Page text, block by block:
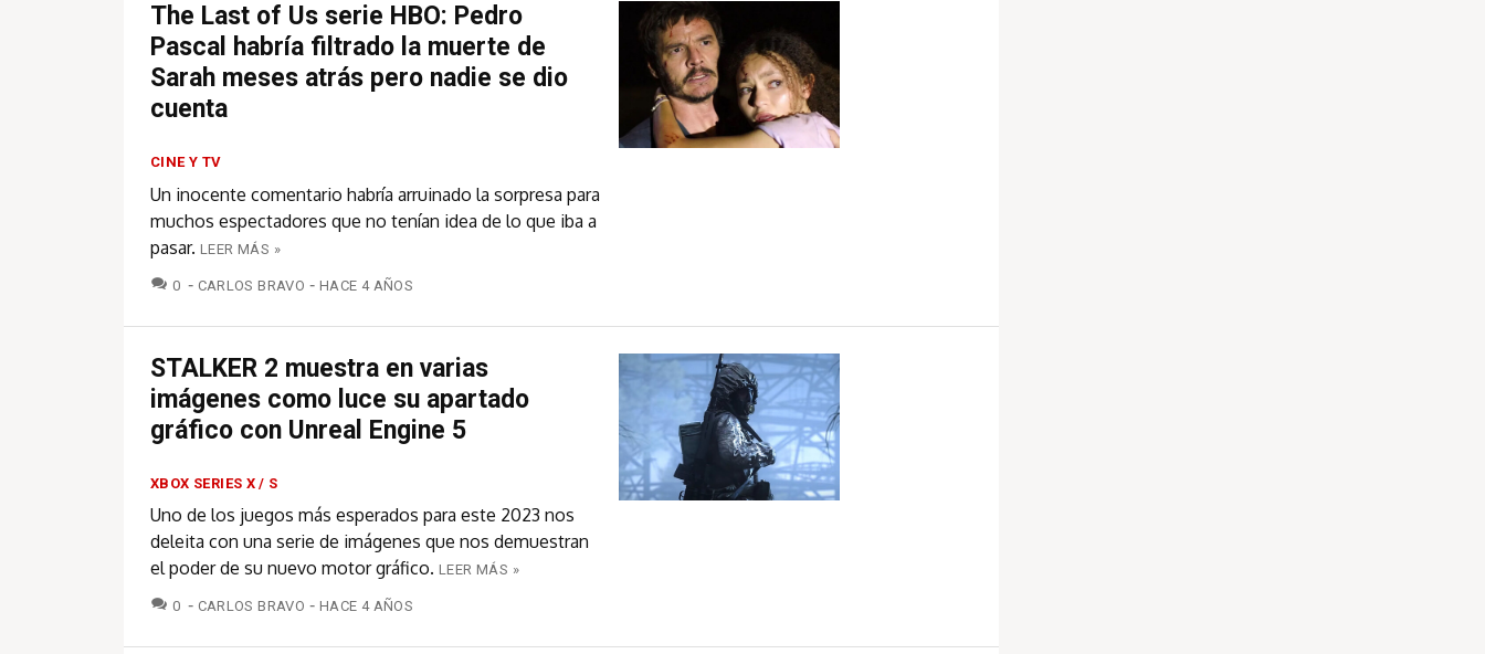
The Last of Us serie HBO: Pedro
Pascal habría filtrado la muerte de
Sarah meses atrás pero nadie se dio
cuenta
CINE Y TV
Un inocente comentario habría arruinado la sorpresa para
muchos espectadores que no tenían idea de lo que iba a
pasar. LEER MÁS »
0 COMENTARIOS
CARLOS BRAVO HACE 4 AÑOS
STALKER 2 muestra en varias
imágenes como luce su apartado
gráfico con Unreal Engine 5
XBOX SERIES X / S
Uno de los juegos más esperados para este 2023 nos
deleita con una serie de imágenes que nos demuestran
el poder de su nuevo motor gráfico. LEER MÁS »
0 COMENTARIOS
CARLOS BRAVO HACE 4 AÑOS